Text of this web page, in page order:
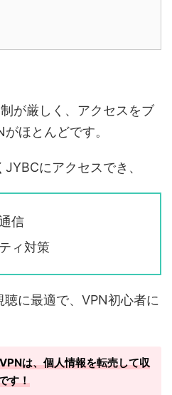
が厳しく、アクセスをブ
ほとんどです。
にアクセスでき、
信
ィ対策
に最適で、VPN初心者に
は、個人情報を転売して収
す！